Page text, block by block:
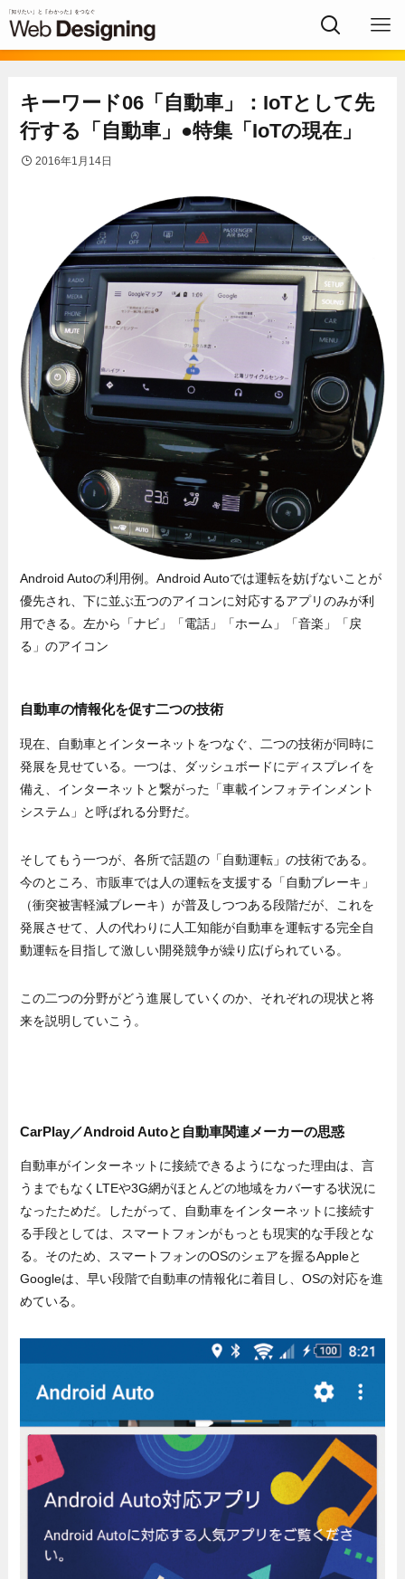
キーワード06「自動車」：IoTとして先
行する「自動車」●特集「IoTの現在」
2016年1月14日
Android Autoの利用例。Android Autoでは運転を妨げないことが
優先され、下に並ぶ五つのアイコンに対応するアプリのみが利
用できる。左から「ナビ」「電話」「ホーム」「音楽」「戻
る」のアイコン
自動車の情報化を促す二つの技術
現在、自動車とインターネットをつなぐ、二つの技術が同時に
発展を見せている。一つは、ダッシュボードにディスプレイを
備え、インターネットと繋がった「車載インフォテインメント
システム」と呼ばれる分野だ。
そしてもう一つが、各所で話題の「自動運転」の技術である。
今のところ、市販車では人の運転を支援する「自動ブレーキ」
（衝突被害軽減ブレーキ）が普及しつつある段階だが、これを
発展させて、人の代わりに人工知能が自動車を運転する完全自
動運転を目指して激しい開発競争が繰り広げられている。
この二つの分野がどう進展していくのか、それぞれの現状と将
来を説明していこう。
CarPlay／Android Autoと自動車関連メーカーの思惑
自動車がインターネットに接続できるようになった理由は、言
うまでもなくLTEや3G網がほとんどの地域をカバーする状況に
なったためだ。したがって、自動車をインターネットに接続す
る手段としては、スマートフォンがもっとも現実的な手段とな
る。そのため、スマートフォンのOSのシェアを握るAppleと
Googleは、早い段階で自動車の情報化に着目し、OSの対応を進
めている。